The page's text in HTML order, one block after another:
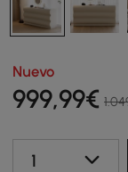
Nuevo
999,99€
1